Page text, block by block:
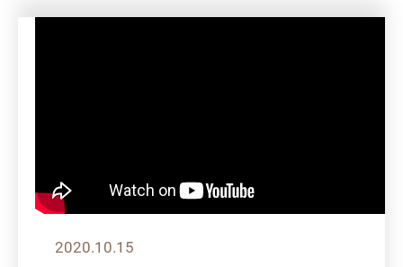
2020.10.15